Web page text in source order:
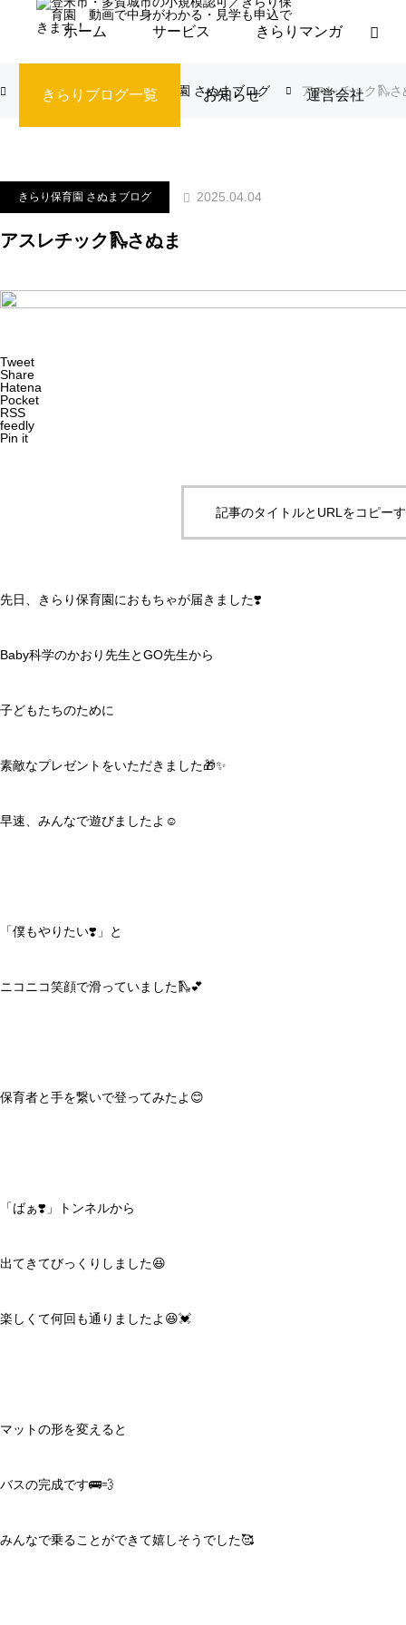
ホーム サービス きらりマンガ
きらりブログ一覧 お知らせ 運営会社
ブログ きらり保育園 さぬまブログ アスレチック🛝さ
きらり保育園 さぬまブログ 2025.04.04
アスレチック🛝さぬま
Tweet
Share
Hatena
Pocket
RSS
feedly
Pin it
記事のタイトルとURLをコピー
先日、きらり保育園におもちゃが届きました❣️
Baby科学のかおり先生とGO先生から
子どもたちのために
素敵なプレゼントをいただきました🎁✨
早速、みんなで遊びましたよ☺️
「僕もやりたい❣️」と
ニコニコ笑顔で滑っていました🛝💕
保育者と手を繋いで登ってみたよ😊
「ばぁ❣️」トンネルから
出てきてびっくりしました😆
楽しくて何回も通りましたよ😆💓
マットの形を変えると
バスの完成です🚌💨
みんなで乗ることができて嬉しそうでした🥰